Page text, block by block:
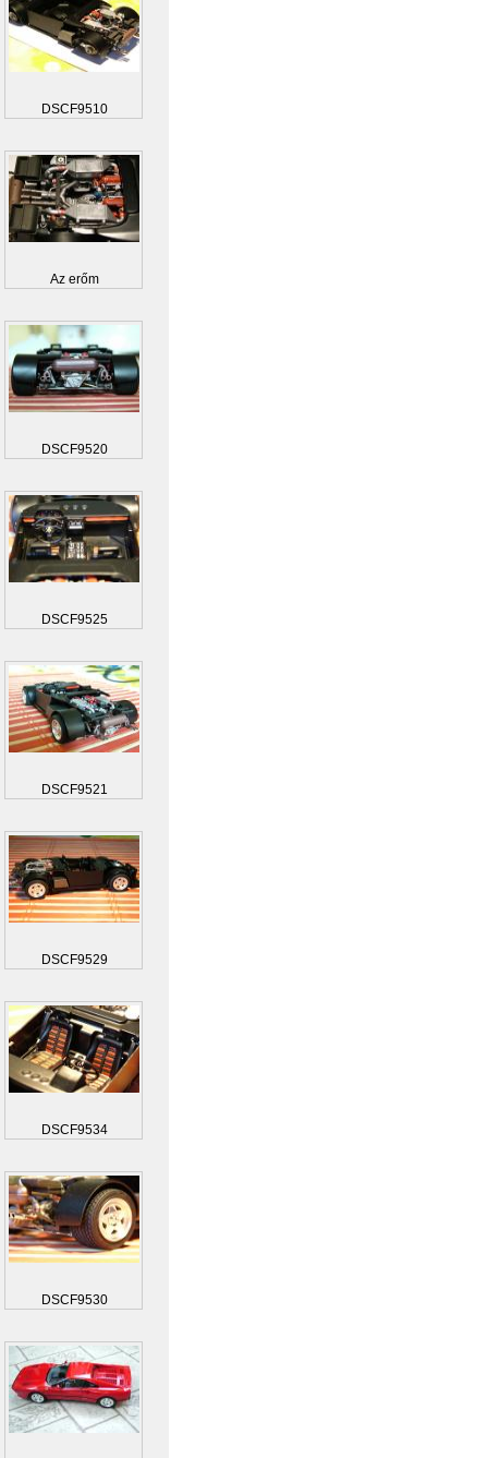
DSCF9510
Az erőm
DSCF9520
DSCF9525
DSCF9521
DSCF9529
DSCF9534
DSCF9530